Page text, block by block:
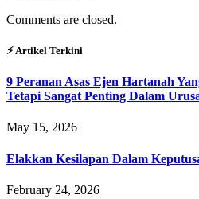
Comments are closed.
⚡︎ Artikel Terkini
9 Peranan Asas Ejen Hartanah
Tetapi Sangat Penting Dalam
May 15, 2026
Elakkan Kesilapan Dalam
February 24, 2026